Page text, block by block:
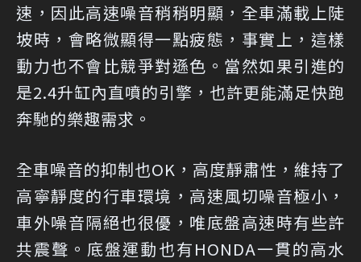
速，因此高速噪音稍稍明顯，全車滿載上陡
坡時，會略微顯得一點疲態，事實上，這樣
動力也不會比競爭對遜色。當然如果引進的
是2.4升缸內直噴的引擎，也許更能滿足快跑
奔馳的樂趣需求。
全車噪音的抑制也OK，高度靜肅性，維持了
高寧靜度的行車環境，高速風切噪音極小，
車外噪音隔絕也很優，唯底盤高速時有些許
共震聲。底盤運動也有HONDA一貫的高水